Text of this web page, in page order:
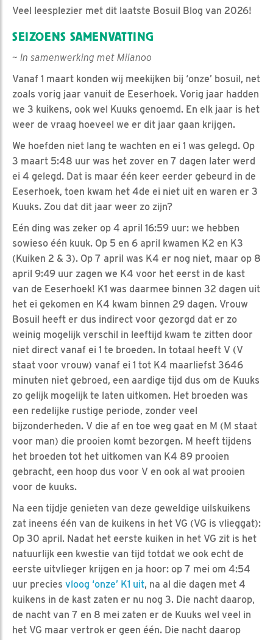
Veel leesplezier met dit laatste Bosuil Blog van 2026!
SEIZOENS SAMENVATTING
~ In samenwerking met Milanoo
Vanaf 1 maart konden wij meekijken bij ‘onze’ bosuil, net
zoals vorig jaar vanuit de Eeserhoek. Vorig jaar hadden
we 3 kuikens, ook wel Kuuks genoemd. En elk jaar is het
weer de vraag hoeveel we er dit jaar gaan krijgen.
We hoefden niet lang te wachten en ei 1 was gelegd. Op
3 maart 5:48 uur was het zover en 7 dagen later werd
ei 4 gelegd. Dat is maar één keer eerder gebeurd in de
Eeserhoek, toen kwam het 4de ei niet uit en waren er 3
Kuuks. Zou dat dit jaar weer zo zijn?
Eén ding was zeker op 4 april 16:59 uur: we hebben
sowieso één kuuk. Op 5 en 6 april kwamen K2 en K3
(Kuiken 2 & 3). Op 7 april was K4 er nog niet, maar op 8
april 9:49 uur zagen we K4 voor het eerst in de kast
van de Eeserhoek! K1 was daarmee binnen 32 dagen uit
het ei gekomen en K4 kwam binnen 29 dagen. Vrouw
Bosuil heeft er dus indirect voor gezorgd dat er zo
weinig mogelijk verschil in leeftijd kwam te zitten door
niet direct vanaf ei 1 te broeden. In totaal heeft V (V
staat voor vrouw) vanaf ei 1 tot K4 maarliefst 3646
minuten niet gebroed, een aardige tijd dus om de Kuuks
zo gelijk mogelijk te laten uitkomen. Het broeden was
een redelijke rustige periode, zonder veel
bijzonderheden. V die af en toe weg gaat en M (M staat
voor man) die prooien komt bezorgen. M heeft tijdens
het broeden tot het uitkomen van K4 89 prooien
gebracht, een hoop dus voor V en ook al wat prooien
voor de kuuks.
Na een tijdje genieten van deze geweldige uilskuikens
zat ineens één van de kuikens in het VG (VG is vlieggat):
Op 30 april. Nadat het eerste kuiken in het VG zit is het
natuurlijk een kwestie van tijd totdat we ook echt de
eerste uitvlieger krijgen en ja hoor: op 7 mei om 4:54
uur precies vloog ‘onze’ K1 uit, na al die dagen met 4
kuikens in de kast zaten er nu nog 3. Die nacht daarop,
de nacht van 7 en 8 mei zaten er de Kuuks wel veel in
het VG maar vertrok er geen één. Die nacht daarop